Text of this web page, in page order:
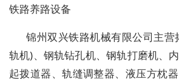
铁路养路设备
锦州双兴铁路机械有限公司主营
轨机)、钢轨钻孔机、钢轨打磨机、
起拨道器、轨缝调整器、液压方枕